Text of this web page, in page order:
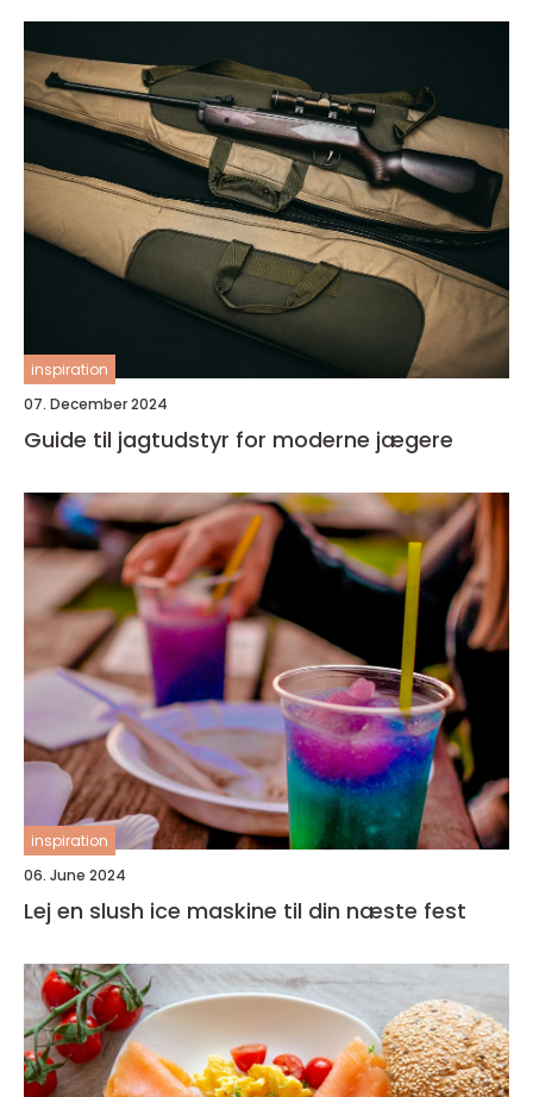
inspiration
07. December 2024
Guide til jagtudstyr for moderne jægere
inspiration
06. June 2024
Lej en slush ice maskine til din næste fest